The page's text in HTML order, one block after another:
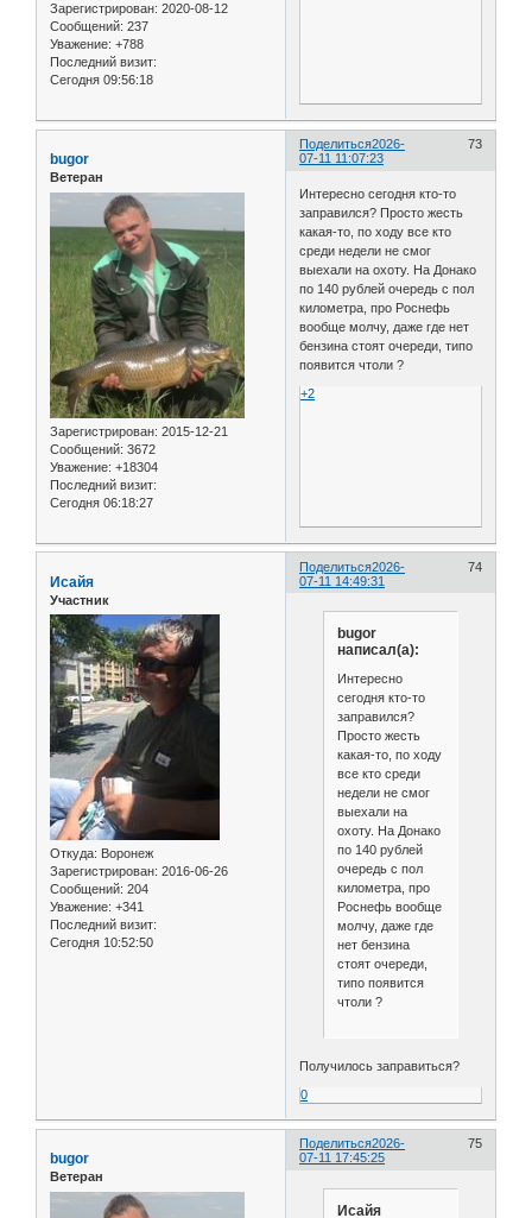
Зарегистрирован: 2020-08-12
Сообщений: 237
Уважение: +788
Последний визит:
Сегодня 09:56:18
Поделиться 73
2026-
07-11 11:07:23
bugor
Ветеран
Зарегистрирован: 2015-12-21
Сообщений: 3672
Уважение: +18304
Последний визит:
Сегодня 06:18:27
Интересно сегодня кто-то
заправился? Просто жесть
какая-то, по ходу все кто
среди недели не смог
выехали на охоту. На Донако
по 140 рублей очередь с пол
километра, про Роснефь
вообще молчу, даже где нет
бензина стоят очереди, типо
появится чтоли ?
+2
Поделиться 74
2026-
07-11 14:49:31
Исайя
Участник
Откуда: Воронеж
Зарегистрирован: 2016-06-26
Сообщений: 204
Уважение: +341
Последний визит:
Сегодня 10:52:50
bugor
написал(а):
Интересно
сегодня кто-то
заправился?
Просто жесть
какая-то, по ходу
все кто среди
недели не смог
выехали на
охоту. На Донако
по 140 рублей
очередь с пол
километра, про
Роснефь вообще
молчу, даже где
нет бензина
стоят очереди,
типо появится
чтоли ?
Получилось заправиться?
0
Поделиться 75
2026-
07-11 17:45:25
bugor
Ветеран
Исайя